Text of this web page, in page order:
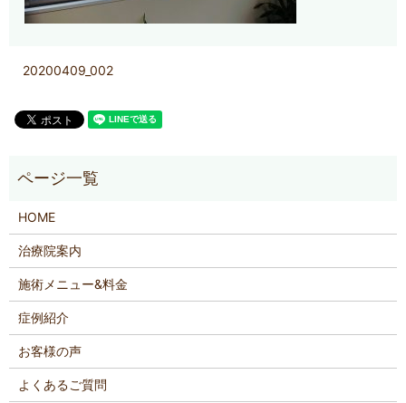
20200409_002
HOME
治療院案内
施術メニュー&料金
症例紹介
お客様の声
よくあるご質問